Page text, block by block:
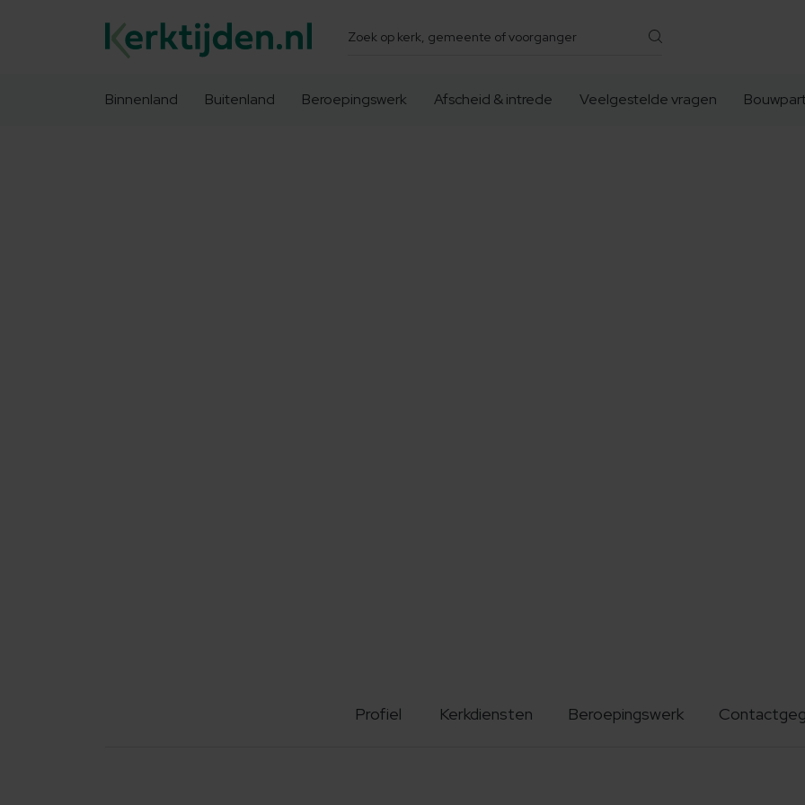
Zoeken
Binnenland Buitenland Beroepingswerk Afscheid & intrede Veelgestelde vragen
Profiel Kerkdiensten Beroepingswerk